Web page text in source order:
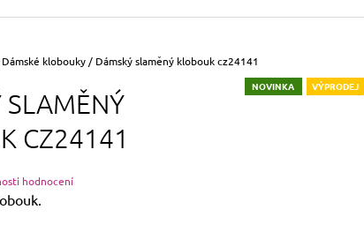
Dámské klobouky / Dámský slaměný klobouk cz24141
SLAMĚNÝ
CZ24141
hodnocení
NOVINKA VÝPRODEJ